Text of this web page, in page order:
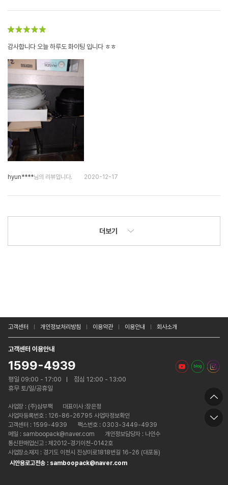
감사합니다 오늘 하루도 화이팅 입니다 ㅎㅎ
hyun****님의 리뷰입니다. 2020-12-17
더보기
고객센터 개인정보처리방침 이용약관 이용안내 회사소개
고객센터 이용안내
1599-4939
평일 09:00 - 17:00
점심 12:00 - 13:00
휴무 토/일/공휴일
사업장 : (주)삼부팩
대표이사 :장은정
사업자등록번호 : 126-86-26795 사업자정보확인
고객센터 : 1599-4939
팩스번호 : 0303-3449-4939
메일 : samboopack@naver.com
개인정보담당자 : 나인수
통신판매업신고 : 제2012-경기이천-0142호
사업장소재지 : 경기도 이천시 진상미로1818번길 16-26 (대포동)
시안용로고전송 : samboopack@naver.com